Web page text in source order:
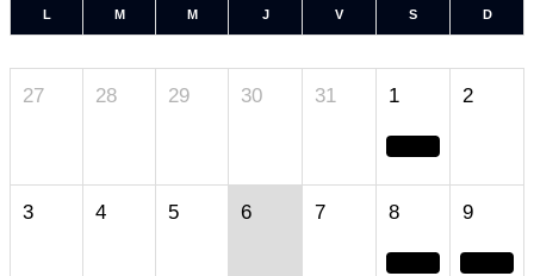
L M M J V S D
27 28 29 30 31 1 2
3 4 5 6 7 8 9